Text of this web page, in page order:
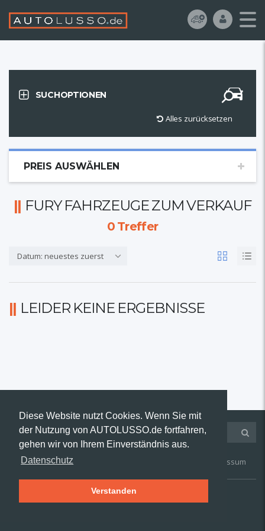
Diese Website nutzt Cookies. Wenn Sie mit
der Nutzung von AUTOLUSSO.de fortfahren,
gehen wir von Ihrem Einverständnis aus.
Datenschutz
Verstanden
SUCHOPTIONEN
Alles zurücksetzen
PREIS AUSWÄHLEN
FURY FAHRZEUGE ZUM VERKAUF
0Treffer
Datum: neuestes zuerst
LEIDER KEINE ERGEBNISSE
Kontakt AGB Impressum
© 2019 AUTOLUSSO.de | Alle Rechte vorbehalten.